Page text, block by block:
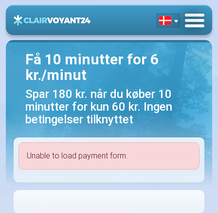
Få 10 minutter for 6
kr./minut
Spar 180 kr. når du køber 10
minutter for kun 60 kr. Ingen
betingelser tilknyttet
Unable to load payment form.